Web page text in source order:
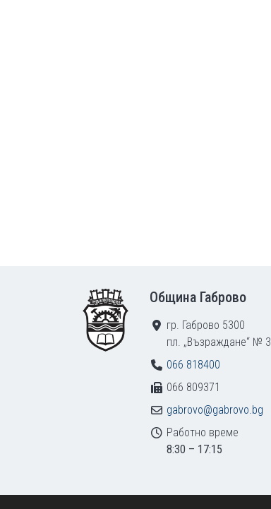
Община Габрово
гр. Габрово 5300
пл. „Възраждане“ № 3
066 818400
066 809371
gabrovo@gabrovo.bg
Работно време
8:30 – 17:15